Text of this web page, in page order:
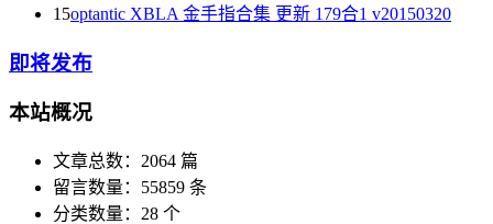
15optantic XBLA 金手指合集 更新 179合1 v20150320
即将发布
本站概况
文章总数：2064 篇
留言数量：55859 条
分类数量：28 个